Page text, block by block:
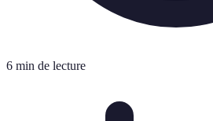
6 min de lecture